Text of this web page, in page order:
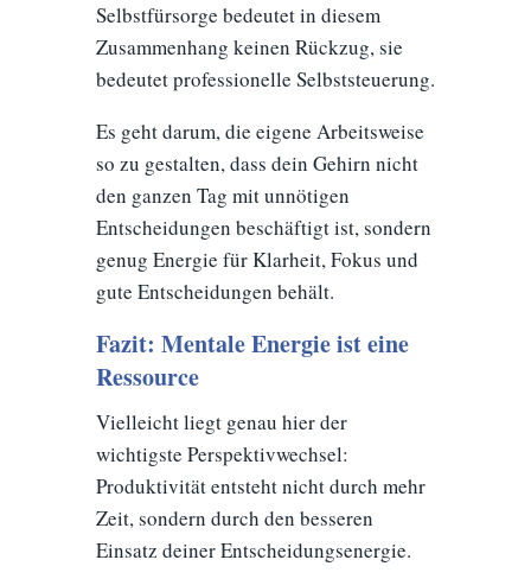
Selbstfürsorge bedeutet in diesem
Zusammenhang keinen Rückzug, sie
bedeutet professionelle Selbststeuerung.
Es geht darum, die eigene Arbeitsweise
so zu gestalten, dass dein Gehirn nicht
den ganzen Tag mit unnötigen
Entscheidungen beschäftigt ist, sondern
genug Energie für Klarheit, Fokus und
gute Entscheidungen behält.
Fazit: Mentale Energie ist eine
Ressource
Vielleicht liegt genau hier der
wichtigste Perspektivwechsel:
Produktivität entsteht nicht durch mehr
Zeit, sondern durch den besseren
Einsatz deiner Entscheidungsenergie.